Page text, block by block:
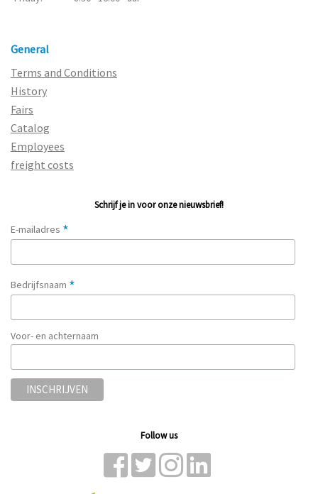
General
Terms and Conditions
History
Fairs
Catalog
Employees
freight costs
Schrijf je in voor onze nieuwsbrief!
E-mailadres *
Bedrijfsnaam *
Voor- en achternaam
Follow us